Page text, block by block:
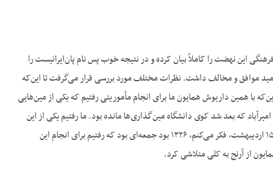
این نهضت را کاملاً بیان کرده و در نتیجه خوب پس نام پان‌ایرانیست را
موافق و مخالف داشت. نظرات مختلف مورد بررسی قرار می‌گرفت تا این‌که
با همین داریوش همایون ما برای انجام مأموریتی رفتیم که یکی از مین‌هایی
که بعد شد کوی دانشگاه مین‌گذاری‌ها مانده بود. ما رفتیم یکی از این
مین‌ها برداریم برای برنامه‌هایی که داشتیم. آن‌موقع ما سال چهارم یا سوم دبیرستان بودیم ـ چهارم بودیم ـ ۱۵ اردیبهشت، فکر می‌کنم، ۱۳۲۶ بود جمعه‌ای بود که رفتیم برای انجام این
از آرنج به کلی متلاشی کرد.